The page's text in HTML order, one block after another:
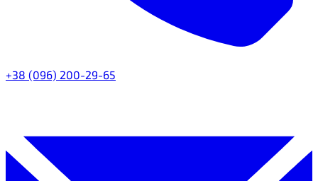
+38 (096) 200-29-65